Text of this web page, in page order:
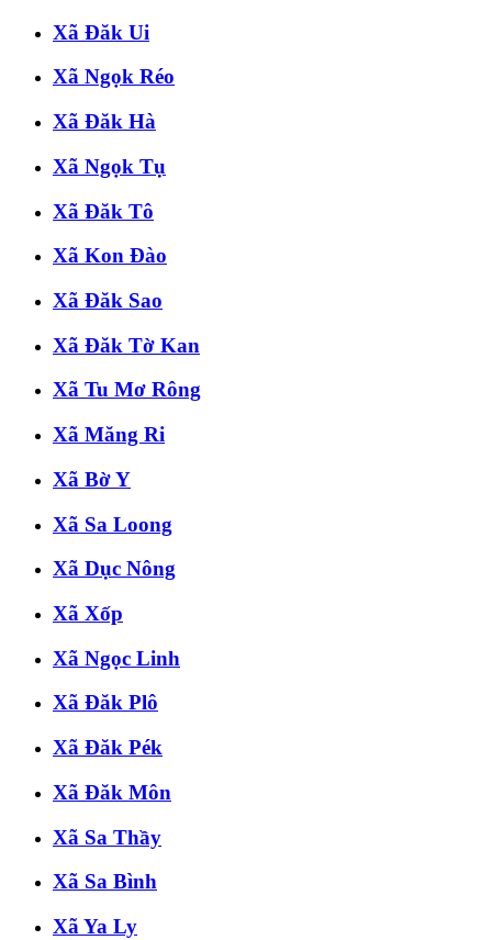
Xã Đăk Ui
Xã Ngọk Réo
Xã Đăk Hà
Xã Ngọk Tụ
Xã Đăk Tô
Xã Kon Đào
Xã Đăk Sao
Xã Đăk Tờ Kan
Xã Tu Mơ Rông
Xã Măng Ri
Xã Bờ Y
Xã Sa Loong
Xã Dục Nông
Xã Xốp
Xã Ngọc Linh
Xã Đăk Plô
Xã Đăk Pék
Xã Đăk Môn
Xã Sa Thầy
Xã Sa Bình
Xã Ya Ly